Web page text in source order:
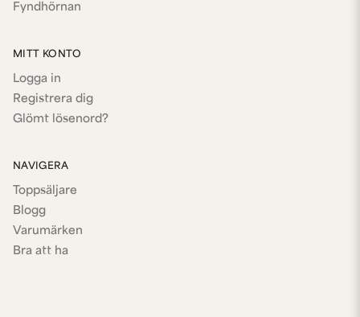
Fyndhörnan
MITT KONTO
Logga in
Registrera dig
Glömt lösenord?
NAVIGERA
Toppsäljare
Blogg
Varumärken
Bra att ha